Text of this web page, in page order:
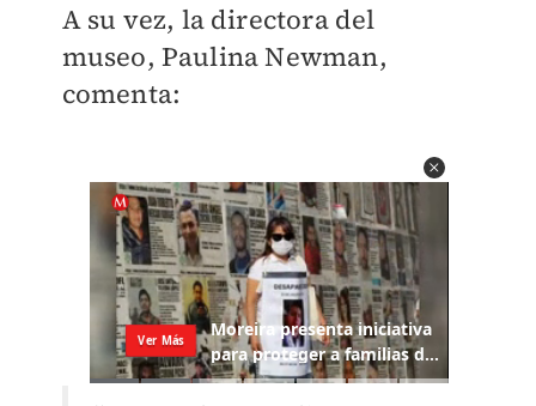
A su vez, la directora del
museo, Paulina Newman,
comenta: